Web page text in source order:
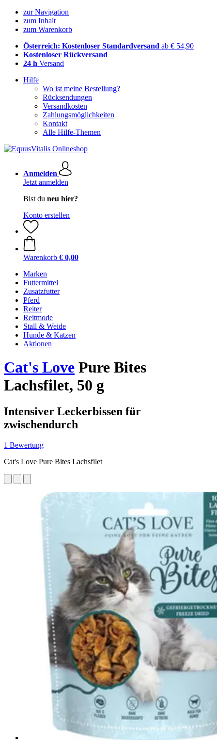
zur Navigation
zum Inhalt
zum Warenkorb
Österreich: Kostenloser Standardversand ab € 54,90
Kostenloser Rückversand
24 h Versand
Hilfe
Wo ist meine Bestellung?
Rücksendungen
Versandkosten
Zahlungsmöglichkeiten
Kontakt
Alle Hilfe-Themen
Anmelden
Jetzt anmelden
Bist du neu hier?
Konto erstellen
Warenkorb € 0,00
Marken
Futtermittel
Zusatzfutter
Pferd
Reiter
Reitmode
Stall & Weide
Hunde & Katzen
Aktionen
Cat's Love Pure Bites
Lachsfilet, 50 g
Intensiver Leckerbissen für
zwischendurch
1 Bewertung
Cat's Love Pure Bites Lachsfilet